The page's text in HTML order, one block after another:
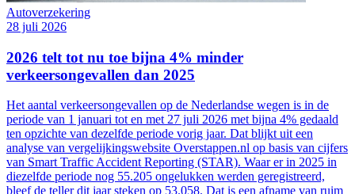
Autoverzekering
28 juli 2026
2026 telt tot nu toe bijna 4% minder
verkeersongevallen dan 2025
Het aantal verkeersongevallen op de Nederlandse wegen is in de
periode van 1 januari tot en met 27 juli 2026 met bijna 4% gedaald
ten opzichte van dezelfde periode vorig jaar. Dat blijkt uit een
analyse van vergelijkingswebsite Overstappen.nl op basis van cijfers
van Smart Traffic Accident Reporting (STAR). Waar er in 2025 in
diezelfde periode nog 55.205 ongelukken werden geregistreerd,
bleef de teller dit jaar steken op 53.058. Dat is een afname van ruim